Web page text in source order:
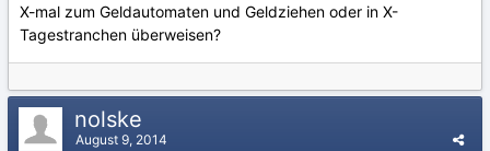
X-mal zum Geldautomaten und Geldziehen oder in X-
Tagestranchen überweisen?
nolske
August 9, 2014